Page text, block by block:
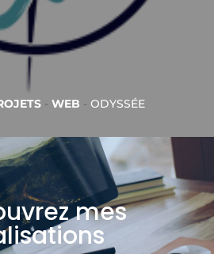
-WEB -ODYSSÉE
mes